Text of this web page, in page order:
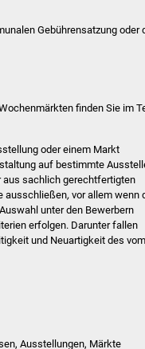
Gebührensatzung oder
finden Sie im
oder einem Markt
auf bestimmte
aus sachlich gerechtfertigten
ausschließen, vor allem wenn
unter den Bewerbern
erfolgen. Darunter fallen
und Neuartigkeit des vom
Ausstellungen, Märkte